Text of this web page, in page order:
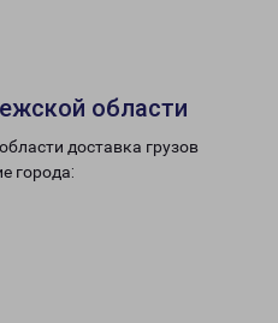
области
доставка грузов
города: